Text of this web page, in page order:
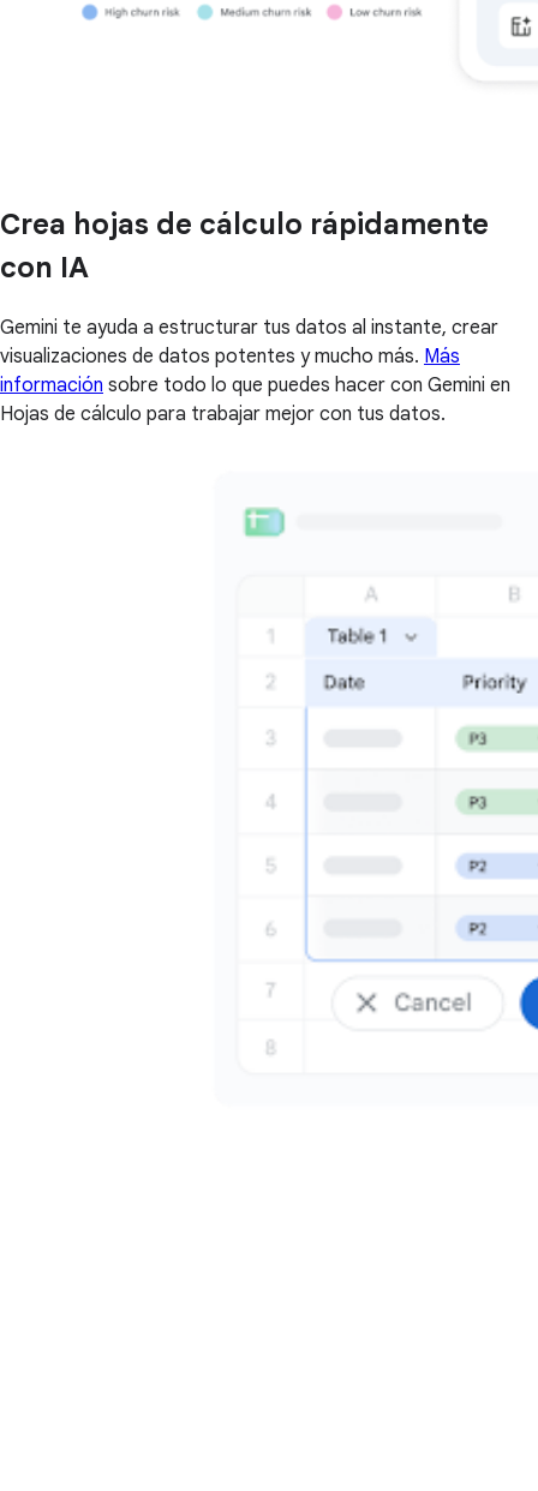
Crea hojas de cálculo rápidamente
con IA
Gemini te ayuda a estructurar tus datos al instante, crear
visualizaciones de datos potentes y mucho más. Más
información sobre todo lo que puedes hacer con Gemini en
Hojas de cálculo para trabajar mejor con tus datos.